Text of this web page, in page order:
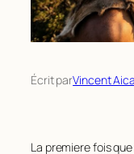
Écrit parVincent
La premiere fois que